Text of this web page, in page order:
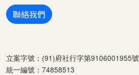
聯絡我們
立案字號：(91)府社行字第9106001955號
統一編號：74858513